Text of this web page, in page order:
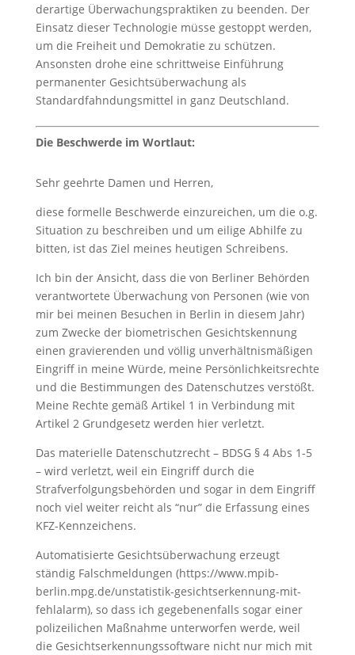
derartige Überwachungspraktiken zu beenden. Der
Einsatz dieser Technologie müsse gestoppt werden,
um die Freiheit und Demokratie zu schützen.
Ansonsten drohe eine schrittweise Einführung
permanenter Gesichtsüberwachung als
Standardfahndungsmittel in ganz Deutschland.
Die Beschwerde im Wortlaut:
Sehr geehrte Damen und Herren,
diese formelle Beschwerde einzureichen, um die o.g.
Situation zu beschreiben und um eilige Abhilfe zu
bitten, ist das Ziel meines heutigen Schreibens.
Ich bin der Ansicht, dass die von Berliner Behörden
verantwortete Überwachung von Personen (wie von
mir bei meinen Besuchen in Berlin in diesem Jahr)
zum Zwecke der biometrischen Gesichtskennung
einen gravierenden und völlig unverhältnismäßigen
Eingriff in meine Würde, meine Persönlichkeitsrechte
und die Bestimmungen des Datenschutzes verstößt.
Meine Rechte gemäß Artikel 1 in Verbindung mit
Artikel 2 Grundgesetz werden hier verletzt.
Das materielle Datenschutzrecht – BDSG § 4 Abs 1-5
– wird verletzt, weil ein Eingriff durch die
Strafverfolgungsbehörden und sogar in dem Eingriff
noch viel weiter reicht als “nur” die Erfassung eines
KFZ-Kennzeichens.
Automatisierte Gesichtsüberwachung erzeugt
ständig Falschmeldungen (https://www.mpib-
berlin.mpg.de/unstatistik-gesichtserkennung-mit-
fehlalarm), so dass ich gegebenenfalls sogar einer
polizeilichen Maßnahme unterworfen werde, weil
die Gesichtserkennungssoftware nicht nur mich mit